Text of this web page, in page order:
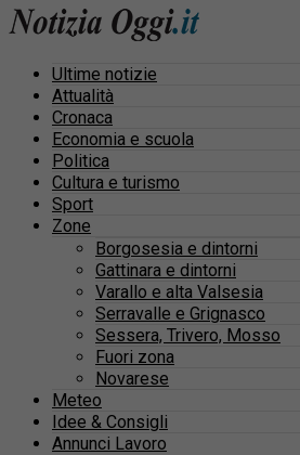
Ultime notizie
Attualità
Cronaca
Economia e scuola
Politica
Cultura e turismo
Sport
Zone
Borgosesia e dintorni
Gattinara e dintorni
Varallo e alta Valsesia
Serravalle e Grignasco
Sessera, Trivero, Mosso
Fuori zona
Novarese
Meteo
Idee & Consigli
Annunci Lavoro